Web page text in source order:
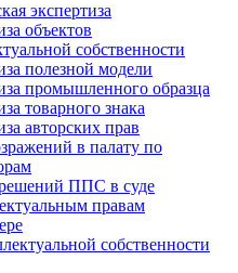
экспертиза
объектов
собственности
полезной модели
промышленного образца
товарного знака
авторских прав
в палату по
ППС в суде
правам
собственности